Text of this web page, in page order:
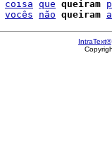
coisa que queiram
vocês não queiram
IntraText®